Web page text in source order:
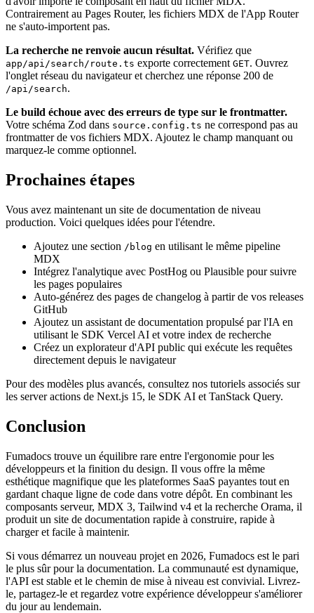
Contrairement au Pages Router, les fichiers MDX de l'App Router
ne s'auto-importent pas.
La recherche ne renvoie aucun résultat. Vérifiez que
app/api/search/route.ts exporte correctement GET. Ouvrez
l'onglet réseau du navigateur et cherchez une réponse 200 de
/api/search.
Le build échoue avec des erreurs de type sur le frontmatter.
Votre schéma Zod dans source.config.ts ne correspond pas au
frontmatter de vos fichiers MDX. Ajoutez le champ manquant ou
marquez-le comme optionnel.
Prochaines étapes
Vous avez maintenant un site de documentation de niveau
production. Voici quelques idées pour l'étendre.
Ajoutez une section /blog en utilisant le même pipeline
MDX
Intégrez l'analytique avec PostHog ou Plausible pour suivre
les pages populaires
Auto-générez des pages de changelog à partir de vos releases
GitHub
Ajoutez un assistant de documentation propulsé par l'IA en
utilisant le SDK Vercel AI et votre index de recherche
Créez un explorateur d'API public qui exécute les requêtes
directement depuis le navigateur
Pour des modèles plus avancés, consultez nos tutoriels associés sur
les server actions de Next.js 15, le SDK AI et TanStack Query.
Conclusion
Fumadocs trouve un équilibre rare entre l'ergonomie pour les
développeurs et la finition du design. Il vous offre la même
esthétique magnifique que les plateformes SaaS payantes tout en
gardant chaque ligne de code dans votre dépôt. En combinant les
composants serveur, MDX 3, Tailwind v4 et la recherche Orama, il
produit un site de documentation rapide à construire, rapide à
charger et facile à maintenir.
Si vous démarrez un nouveau projet en 2026, Fumadocs est le pari
le plus sûr pour la documentation. La communauté est dynamique,
l'API est stable et le chemin de mise à niveau est convivial. Livrez-
le, partagez-le et regardez votre expérience développeur s'améliorer
du jour au lendemain.